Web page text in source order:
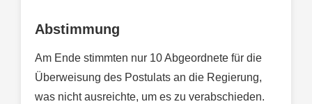
Abstimmung
Am Ende stimmten nur 10 Abgeordnete für die
Überweisung des Postulats an die Regierung,
was nicht ausreichte, um es zu verabschieden.